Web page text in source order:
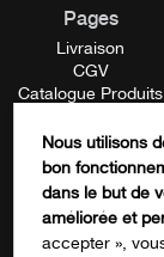
Chestnut V2 :
adaptée aux
amélioration
Foxy Brown :
pour ajouter
Java :Un
désirantdes
Pages
Livraison
CGV
Catalogue Produits
Contactez-nous
FORMATION
Nous utilisons
bon
dans le but de
améliorée et
accepter »,